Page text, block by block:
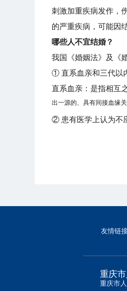
刺激加重疾病发作，
的严重疾病，可能因
哪些人不宜结婚？
我国《婚姻法》及《
① 直系血亲和三代以
直系血亲：是指相互
出一源的、具有间接血缘
② 患有医学上认为不
友情链
重庆
重庆市